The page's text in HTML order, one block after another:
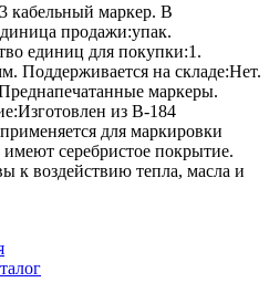
кабельный маркер. В
продажи:упак.
единиц для покупки:1.
Поддерживается на складе:Нет.
маркеры.
из B-184
для маркировки
серебристое покрытие.
к воздействию тепла, масла и